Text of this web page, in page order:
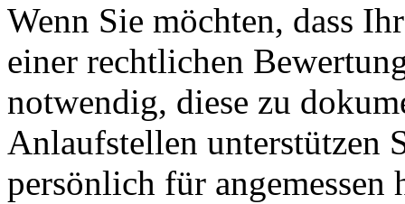
Wenn Sie möchten, dass
einer rechtlichen
notwendig, diese zu
Anlaufstellen unterstützen
persönlich für angemessen